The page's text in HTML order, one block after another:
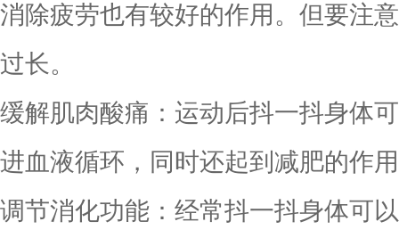
消除疲劳也有较好的作用。但要注
过长。
缓解肌肉酸痛：运动后抖一抖身体
进血液循环，同时还起到减肥的作
调节消化功能：经常抖一抖身体可